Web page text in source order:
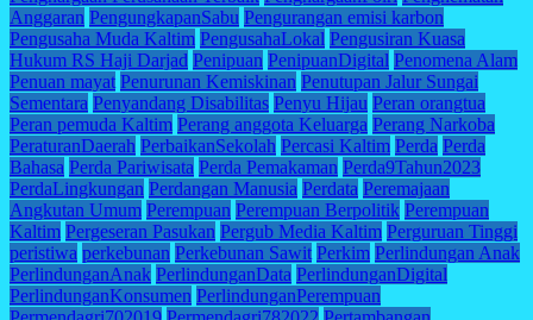
Anggaran PengungkapanSabu Pengurangan emisi karbon
Pengusaha Muda Kaltim PengusahaLokal Pengusiran Kuasa
Hukum RS Haji Darjad Penipuan PenipuanDigital Penomena Alam
Penuan mayat Penurunan Kemiskinan Penutupan Jalur Sungai
Sementara Penyandang Disabilitas Penyu Hijau Peran orangtua
Peran pemuda Kaltim Perang anggota Keluarga Perang Narkoba
PeraturanDaerah PerbaikanSekolah Percasi Kaltim Perda Perda
Bahasa Perda Pariwisata Perda Pemakaman Perda9Tahun2023
PerdaLingkungan Perdangan Manusia Perdata Peremajaan
Angkutan Umum Perempuan Perempuan Berpolitik Perempuan
Kaltim Pergeseran Pasukan Pergub Media Kaltim Perguruan Tinggi
peristiwa perkebunan Perkebunan Sawit Perkim Perlindungan Anak
PerlindunganAnak PerlindunganData PerlindunganDigital
PerlindunganKonsumen PerlindunganPerempuan